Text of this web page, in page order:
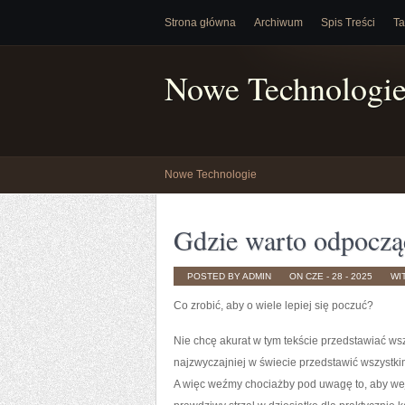
Strona główna Archiwum Spis Treści
Nowe
Nowe Technologie
Gdzie warto
POSTED BY ADMIN ON CZE - 28 - 2025
Co zrobić, aby o wiele lepiej się poczuć?
Nie chcę akurat w tym tekście przedstawiać
najzwyczajniej w świecie przedstawić
A więc weźmy chociażby pod uwagę to, aby